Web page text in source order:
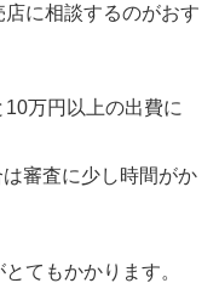
に相談するのがおす
万円以上の出費に
審査に少し時間がか
てもかかります。